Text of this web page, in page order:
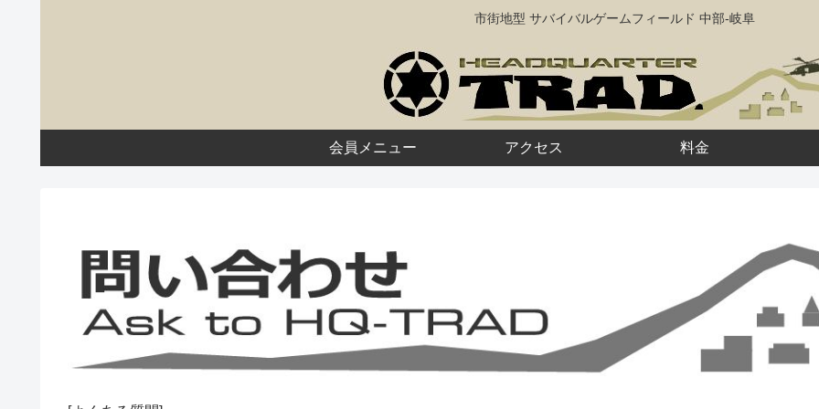
市街地型 サバイバルゲームフィールド 中部-岐阜
会員メニュー アクセス 料金